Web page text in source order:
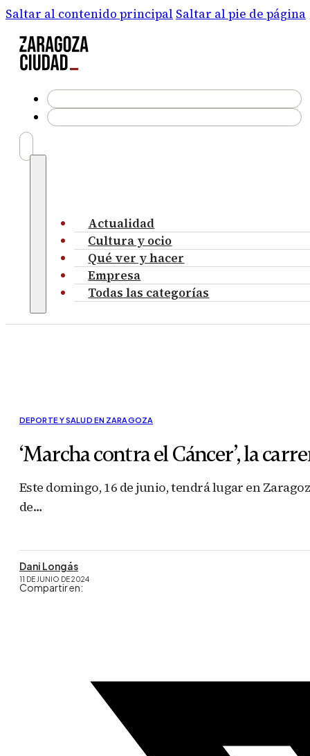
Saltar al contenido principal Saltar al pie de página
Actualidad
Cultura y ocio
Qué ver y hacer
Empresa
Todas las categorías
DEPORTE Y SALUD EN ZARAGOZA
‘Marcha contra el Cáncer’, la
Este domingo, 16 de junio, tendrá lugar en
de…
Dani Longás
11 DE JUNIO DE 2024
Compartir en: